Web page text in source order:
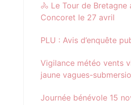
🚴 Le Tour de Bretagne
Concoret le 27 avril
PLU : Avis d’enquête
Vigilance météo vents
jaune vagues-
Journée bénévole 15